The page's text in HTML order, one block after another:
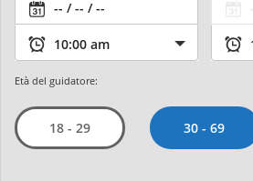
Età del guidatore:
18 - 29 30 - 69